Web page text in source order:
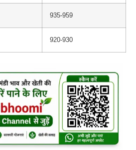
935-959
920-930